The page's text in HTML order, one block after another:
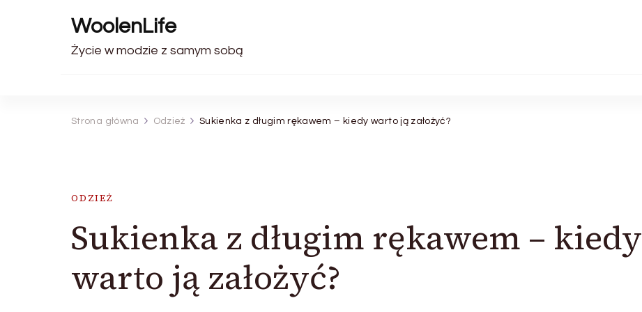
WoolenLife
Życie w modzie z samym sobą
Strona główna Odzież Sukienka z długim rękawem – kiedy warto ją założyć?
ODZIEŻ
Sukienka z długim rękawem – kiedy
warto ją założyć?